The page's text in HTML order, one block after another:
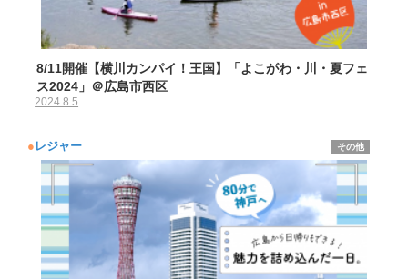
8/11開催【横川カンパイ！王国】「よこがわ・川・夏フェ
ス2024」＠広島市西区
2024.8.5
● レジャー その他